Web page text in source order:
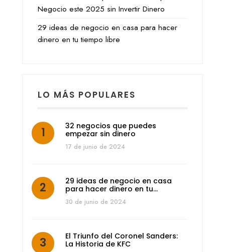
Negocio este 2025 sin Invertir Dinero
29 ideas de negocio en casa para hacer
dinero en tu tiempo libre
LO MÁS POPULARES
32 negocios que puedes
empezar sin dinero
17 de junio de 2024
29 ideas de negocio en casa
para hacer dinero en tu…
30 de junio de 2024
El Triunfo del Coronel Sanders:
La Historia de KFC